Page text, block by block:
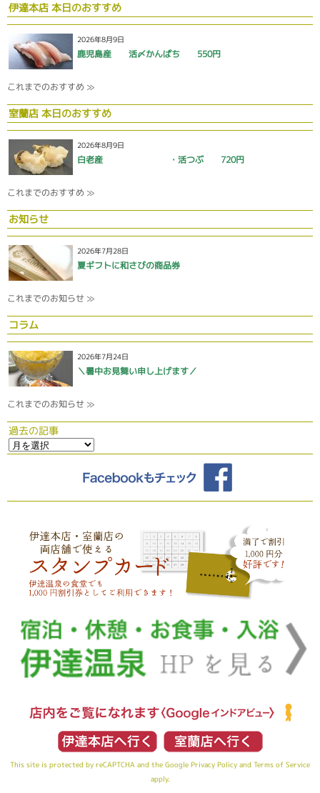
伊達本店 本日のおすすめ
2026年8月9日
鹿児島産 活〆かんぱち 550円
これまでのおすすめ ≫
室蘭店 本日のおすすめ
2026年8月9日
白老産 ・活つぶ 720円
これまでのおすすめ ≫
お知らせ
2026年7月28日
夏ギフトに和さびの商品券
これまでのお知らせ ≫
コラム
2026年7月24日
＼暑中お見舞い申し上げます／
これまでのお知らせ ≫
過去の記事
This site is protected by reCAPTCHA and the Google Privacy Policy and Terms of Service
apply.